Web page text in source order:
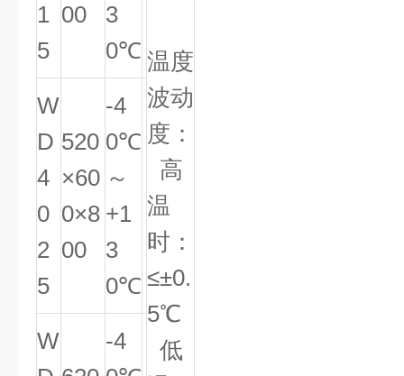
温度
波动
度：
高
温
时：
≤±0.
5℃
低
1
5
00
3
0℃
W
D
4
0
2
5
520
×60
0×8
00
-4
0℃
～
+1
3
0℃
W
-4